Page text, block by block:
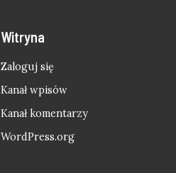
Witryna
Zaloguj się
Kanał wpisów
Kanał komentarzy
WordPress.org